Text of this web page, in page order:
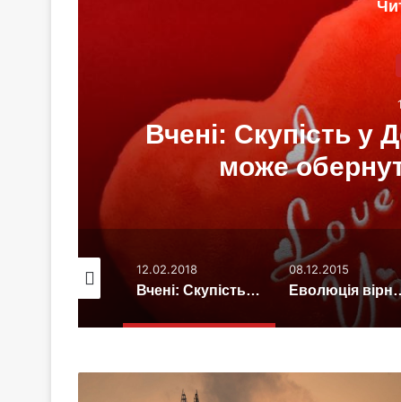
Вчені: Скупість у
може
12.02.2018
Вчені: Скупість у День святого Валентина може обернутися розлученням
08.12.2015
Еволюція